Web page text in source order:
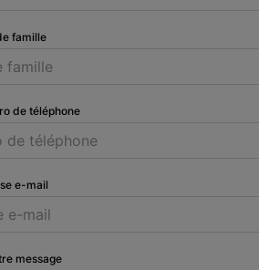
famille
de téléphone
e-mail
message